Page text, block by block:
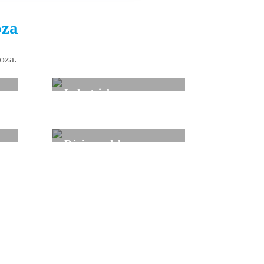
Industrial
Régimen del mar